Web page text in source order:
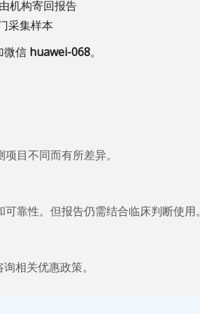
机构寄回报告
采集样本
微信 huawei-068。
目不同而有所差异。
靠性。但报告仍需结合临床判断使用。
相关优惠政策。